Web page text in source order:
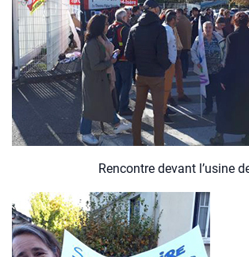
Ren­contre devant l’u­sine